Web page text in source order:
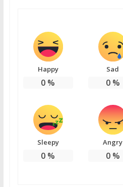
Happy
0 %
Sad
0%
Sleepy
0 %
Angry
0%